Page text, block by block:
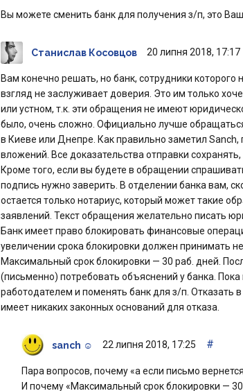
Вы можете сменить банк для получения з/п, это
Станислав Косовцов 20 липня 2018, 17:17
Вам конечно решать, но банк, сотрудники
взгляд не заслуживает доверия. Это им только
или устном, т.к. эти обращения не имеют
было, очень сложно. Официально лучше
в Киеве или Днепре. Как правильно заметил
вложений. Все доказательства отправки
Кроме того, если вы будете в обращении
подпись нужно заверить. В отделении банка вам,
остается только нотариус, который может такие
заявлений. Текст обращения желательно писать
Банк имеет право блокировать финансовые
увеличении срока блокировки должен принимать
Максимальный срок блокировки — 30 раб. дней.
(письменно) потребовать объяснений у банка.
работодателем и поменять банк для з/п. Отказать
имеет никаких законных оснований для отказа.
sanch ☺ 22 липня 2018, 17:25 #
Пара вопросов, почему «а если письмо
И почему «Максимальный срок блокировки —